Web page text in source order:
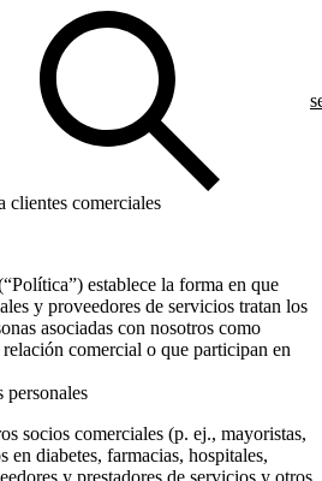
clientes comerciales
establece la forma en que
y proveedores de servicios tratan los
asociadas con nosotros como
comercial o que participan en
personales
socios comerciales (p. ej., mayoristas,
en diabetes, farmacias, hospitales,
y prestadores de servicios y otros